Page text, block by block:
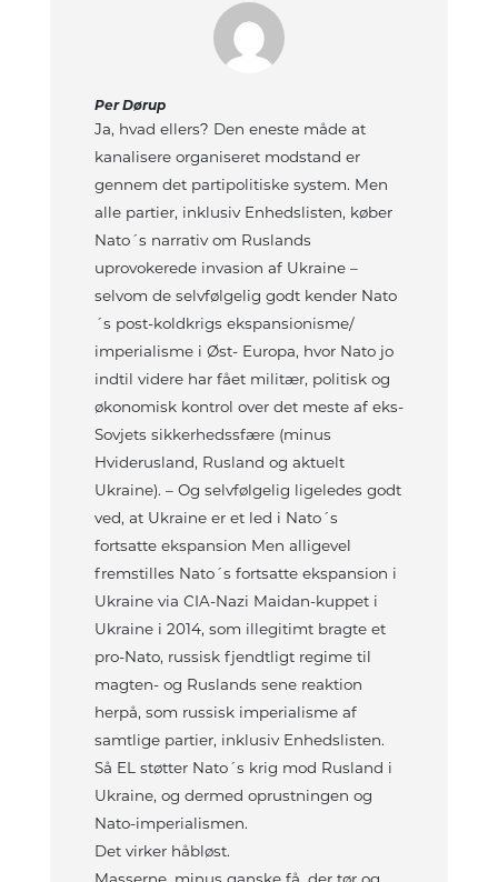
Per Dørup
Ja, hvad ellers? Den eneste måde at
kanalisere organiseret modstand er
gennem det partipolitiske system. Men
alle partier, inklusiv Enhedslisten, køber
Nato´s narrativ om Ruslands
uprovokerede invasion af Ukraine –
selvom de selvfølgelig godt kender Nato
´s post-koldkrigs ekspansionisme/
imperialisme i Øst- Europa, hvor Nato jo
indtil videre har fået militær, politisk og
økonomisk kontrol over det meste af eks-
Sovjets sikkerhedssfære (minus
Hviderusland, Rusland og aktuelt
Ukraine). – Og selvfølgelig ligeledes godt
ved, at Ukraine er et led i Nato´s
fortsatte ekspansion Men alligevel
fremstilles Nato´s fortsatte ekspansion i
Ukraine via CIA-Nazi Maidan-kuppet i
Ukraine i 2014, som illegitimt bragte et
pro-Nato, russisk fjendtligt regime til
magten- og Ruslands sene reaktion
herpå, som russisk imperialisme af
samtlige partier, inklusiv Enhedslisten.
Så EL støtter Nato´s krig mod Rusland i
Ukraine, og dermed oprustningen og
Nato-imperialismen.
Det virker håbløst.